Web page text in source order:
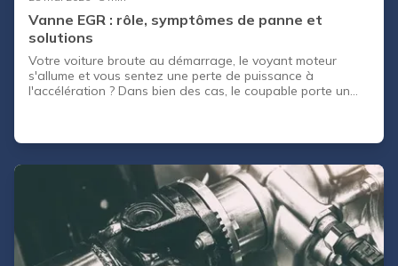
Vanne EGR : rôle, symptômes de panne et
solutions
Votre voiture broute au démarrage, le voyant moteur
s'allume et vous sentez une perte de puissance à
l'accélération ? Dans bien des cas, le coupable porte un
vanne EGR fatiguée se repère assez tôt, et qu'un simple
nettoyage suffit souvent à régler le problème avant le
remplacement co